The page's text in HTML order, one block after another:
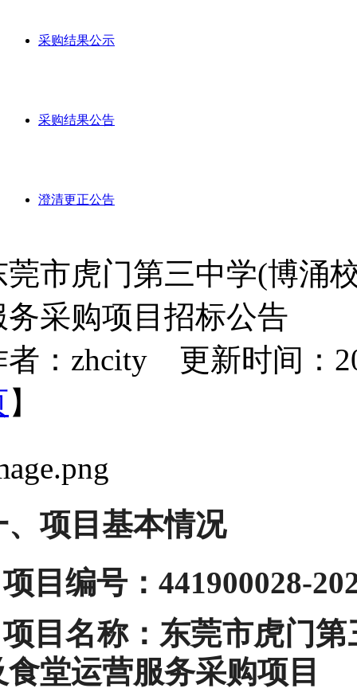
采购结果公示
采购结果公告
澄清更正公告
莞市虎门第三中学(博涌
务采购项目招标公告
者：zhcity 更新时间：
】
、项目基本情况
项目编号：441900028-
项目名称：东莞市虎门
食堂运营服务采购项目